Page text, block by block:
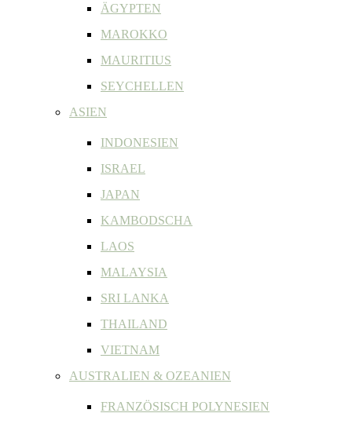
ÄGYPTEN
MAROKKO
MAURITIUS
SEYCHELLEN
ASIEN
INDONESIEN
ISRAEL
JAPAN
KAMBODSCHA
LAOS
MALAYSIA
SRI LANKA
THAILAND
VIETNAM
AUSTRALIEN & OZEANIEN
FRANZÖSISCH POLYNESIEN